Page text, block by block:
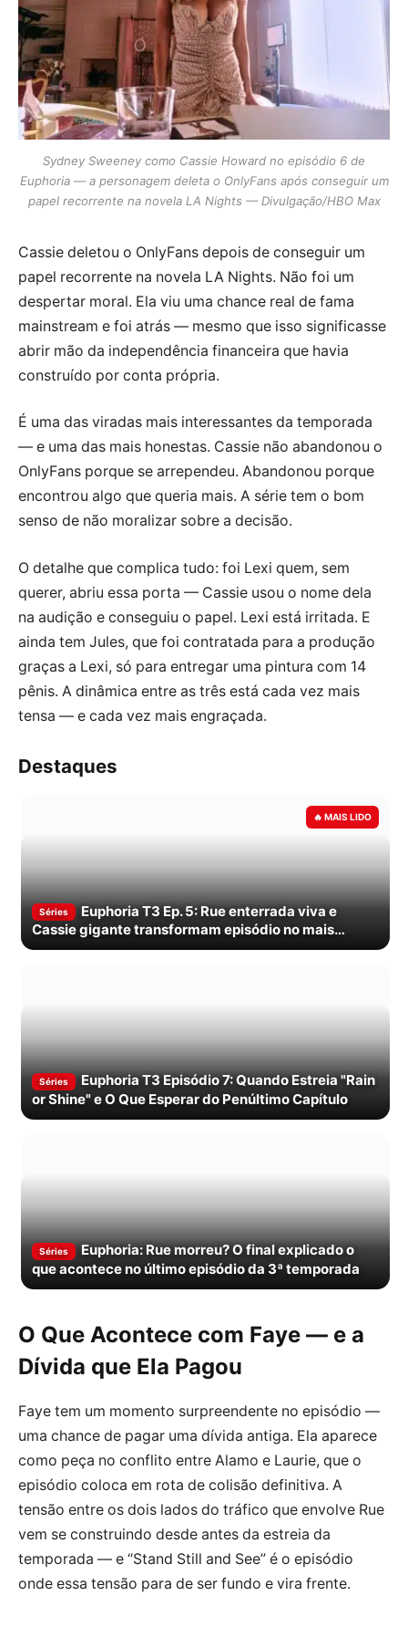
Sydney Sweeney como Cassie Howard no episódio 6 de
Euphoria — a personagem deleta o OnlyFans após conseguir um
papel recorrente na novela LA Nights — Divulgação/HBO Max
Cassie deletou o OnlyFans depois de conseguir um
papel recorrente na novela LA Nights. Não foi um
despertar moral. Ela viu uma chance real de fama
mainstream e foi atrás — mesmo que isso significasse
abrir mão da independência financeira que havia
construído por conta própria.
É uma das viradas mais interessantes da temporada
— e uma das mais honestas. Cassie não abandonou o
OnlyFans porque se arrependeu. Abandonou porque
encontrou algo que queria mais. A série tem o bom
senso de não moralizar sobre a decisão.
O detalhe que complica tudo: foi Lexi quem, sem
querer, abriu essa porta — Cassie usou o nome dela
na audição e conseguiu o papel. Lexi está irritada. E
ainda tem Jules, que foi contratada para a produção
graças a Lexi, só para entregar uma pintura com 14
pênis. A dinâmica entre as três está cada vez mais
tensa — e cada vez mais engraçada.
Destaques
Séries
Euphoria T3 Ep. 5: Rue enterrada viva e
Cassie gigante transformam episódio no mais
insano da série
Séries
Euphoria T3 Episódio 7: Quando Estreia "Rain
or Shine" e O Que Esperar do Penúltimo Capítulo
Séries
Euphoria: Rue morreu? O final explicado o
que acontece no último episódio da 3ª temporada
O Que Acontece com Faye — e a
Dívida que Ela Pagou
Faye tem um momento surpreendente no episódio —
uma chance de pagar uma dívida antiga. Ela aparece
como peça no conflito entre Alamo e Laurie, que o
episódio coloca em rota de colisão definitiva. A
tensão entre os dois lados do tráfico que envolve Rue
vem se construindo desde antes da estreia da
temporada — e “Stand Still and See” é o episódio
onde essa tensão para de ser fundo e vira frente.